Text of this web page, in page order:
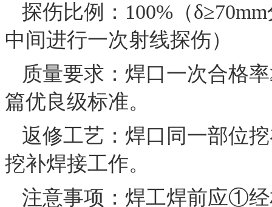
探伤比例：100%（
中间进行一次射线探伤）
质量要求：焊口一次合格
篇优良级标准。
返修工艺：焊口同一部位
挖补焊接工作。
注意事项：焊工焊前应①